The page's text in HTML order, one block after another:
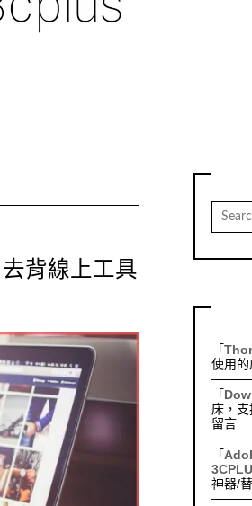
背線上工具
Search
for:
「
使用
「
床，
留言
「
神器/